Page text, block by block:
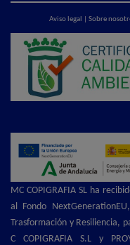
Aviso legal | Sobre
MC COPIGRAFIA SL ha
al Fondo
Trasformación y Resiliencia,
C COPIGRAFIA S.L y